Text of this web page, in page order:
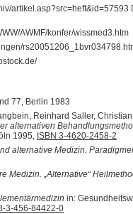
AWMF/konfer/wissmed3.htm
77, Berlin 1983
Reinhard Saller,
alternativen
1995, ISBN 3-4620-2458-2
alternative Medizin.
Medizin. „Alternative“
in:
3-456-84422-0